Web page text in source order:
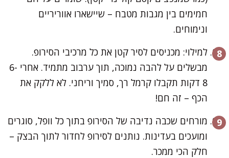
חמימים בין מגבות מטבח – שיישארו אווריריים
ונימוחים.
למילוי: מכניסים לסיר קטן את כל מרכיבי הסירופ.
מבשלים על להבה נמוכה, תוך ערבוב מתמיד. אחרי 6-
8 דקות תקבלו קרמל רך, סמיך וריחני. לא ללקק את
הכף – זה חם!
מורחים שכבה נדיבה של הסירופ בתוך כל וופל, סוגרים
ומועכים בעדינות. נותנים לסירופ לחדור לתוך הבצק –
חלק הכי ממכר.